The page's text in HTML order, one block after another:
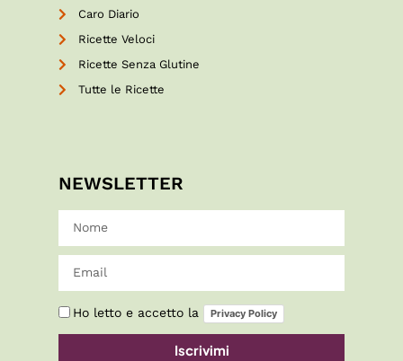
Caro Diario
Ricette Veloci
Ricette Senza Glutine
Tutte le Ricette
NEWSLETTER
Ho letto e accetto la Privacy Policy
Iscrivimi